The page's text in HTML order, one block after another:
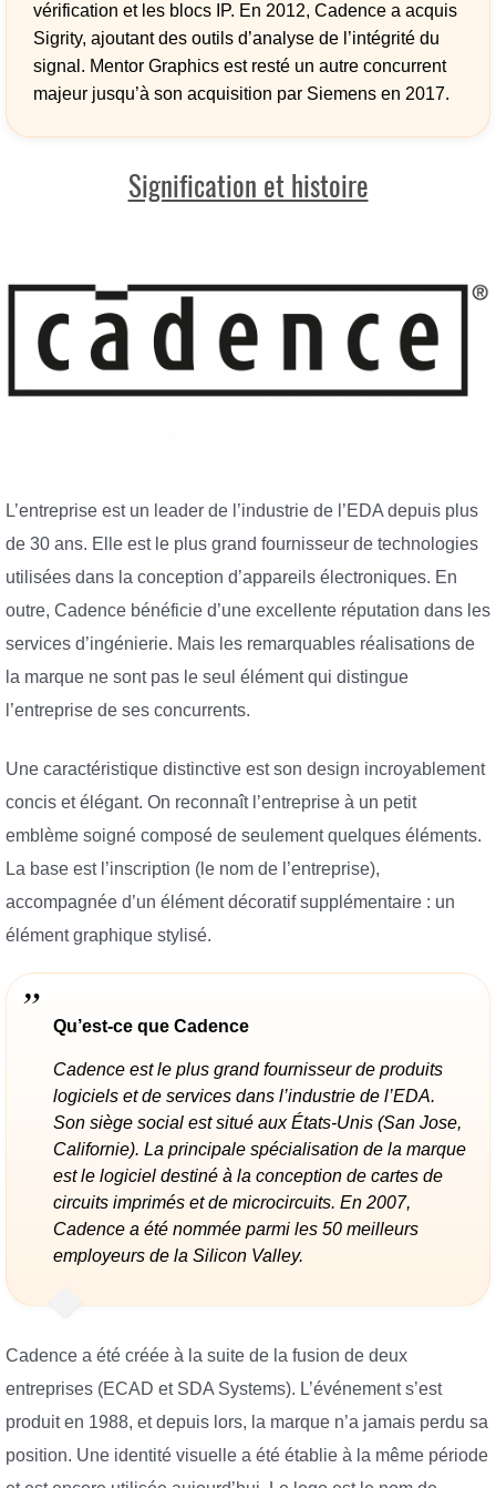
vérification et les blocs IP. En 2012, Cadence a acquis
Sigrity, ajoutant des outils d’analyse de l’intégrité du
signal. Mentor Graphics est resté un autre concurrent
majeur jusqu’à son acquisition par Siemens en 2017.
Signification et histoire
L’entreprise est un leader de l’industrie de l’EDA depuis plus
de 30 ans. Elle est le plus grand fournisseur de technologies
utilisées dans la conception d’appareils électroniques. En
outre, Cadence bénéficie d’une excellente réputation dans les
services d’ingénierie. Mais les remarquables réalisations de
la marque ne sont pas le seul élément qui distingue
l’entreprise de ses concurrents.
Une caractéristique distinctive est son design incroyablement
concis et élégant. On reconnaît l’entreprise à un petit
emblème soigné composé de seulement quelques éléments.
La base est l’inscription (le nom de l’entreprise),
accompagnée d’un élément décoratif supplémentaire : un
élément graphique stylisé.
Qu’est-ce que Cadence
Cadence est le plus grand fournisseur de produits
logiciels et de services dans l’industrie de l’EDA.
Son siège social est situé aux États-Unis (San Jose,
Californie). La principale spécialisation de la marque
est le logiciel destiné à la conception de cartes de
circuits imprimés et de microcircuits. En 2007,
Cadence a été nommée parmi les 50 meilleurs
employeurs de la Silicon Valley.
Cadence a été créée à la suite de la fusion de deux
entreprises (ECAD et SDA Systems). L’événement s’est
produit en 1988, et depuis lors, la marque n’a jamais perdu sa
position. Une identité visuelle a été établie à la même période